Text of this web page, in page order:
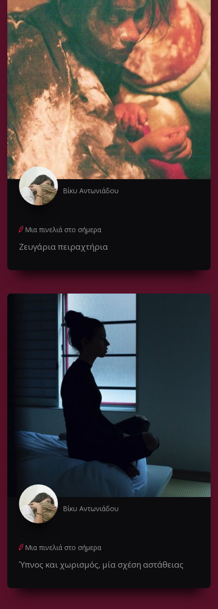
Βίκυ Αντωνιάδου
Μια πινελιά στο σήμερα
Ζευγάρια πειραχτήρια
Βίκυ Αντωνιάδου
Μια πινελιά στο σήμερα
Ύπνος και χωρισμός, μία σχέση αστάθειας